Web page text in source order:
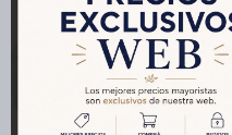
Productos que